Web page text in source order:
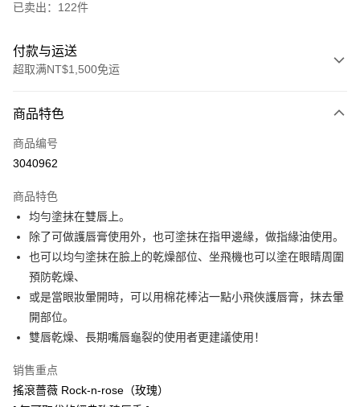
已卖出：122件
付款与运送
超取满NT$1,500免运
信用卡一次付款
超商取货付款
Apple Pay
街口支付
悠遊付
Google Pay
Plus PAY
商品特色
商品编号
3040962
商品特色
均勻塗抹在雙唇上。
除了可做護唇膏使用外，也可塗抹在指甲邊緣，做指緣油使用。
也可以均勻塗抹在臉上的乾燥部位、坐飛機也可以塗在眼睛周圍
預防乾燥、
或是當眼妝暈開時，可以用棉花棒沾一點小飛俠護唇膏，抹去暈
開部位。
雙唇乾燥、長期嘴唇龜裂的使用者更建議使用！
销售重点
搖滾薔薇 Rock-n-rose（玫瑰）